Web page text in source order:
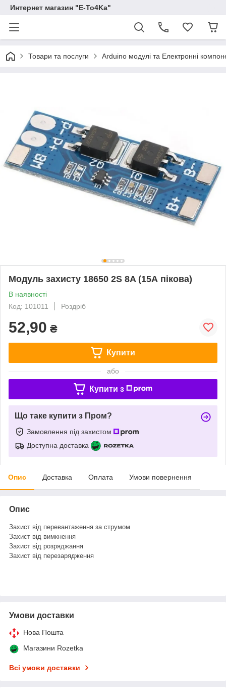
Интернет магазин "E-To4Ka"
Товари та послуги Arduino модулі та Електронні
Модуль захисту 18650 2S 8A (15А пікова)
В наявності
Код: 101011
Роздріб
52,90 ₴
Купити
або
Купити з
Що таке купити з Пром?
Замовлення під захистом
Доступна доставка
Опис Доставка Оплата Умови повернення
Опис
Захист від перевантаження за струмом
Захист від вимкнення
Захист від розряджання
Захист від перезарядження
Умови доставки
Нова Пошта
Магазини Rozetka
Всі умови доставки